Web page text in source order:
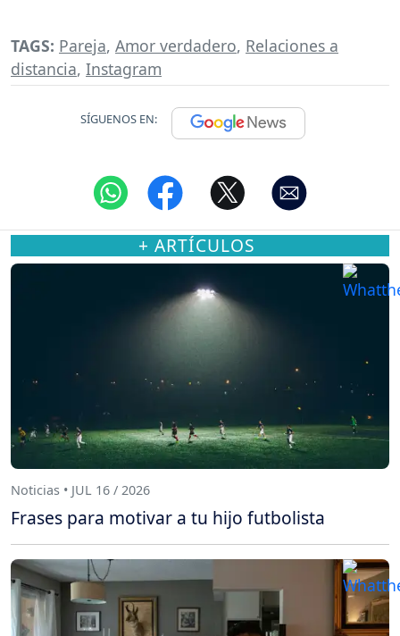
TAGS: Pareja, Amor verdadero, Relaciones a
distancia, Instagram
SÍGUENOS EN:
+ ARTÍCULOS
Noticias • JUL 16 / 2026
Frases para motivar a tu hijo futbolista